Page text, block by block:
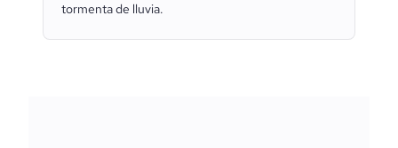
tormenta de lluvia.